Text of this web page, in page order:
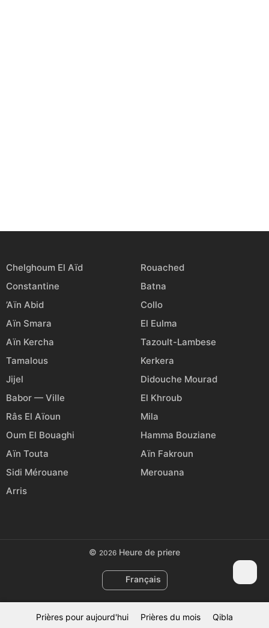
Prières pour aujourd'hui Prières du mois Qibla
Chelghoum El Aïd
Rouached
Constantine
Batna
’Aïn Abid
Collo
Aïn Smara
El Eulma
Aïn Kercha
Tazoult-Lambese
Tamalous
Kerkera
Jijel
Didouche Mourad
Babor — Ville
El Khroub
Râs El Aïoun
Mila
Oum El Bouaghi
Hamma Bouziane
Aïn Touta
Aïn Fakroun
Sidi Mérouane
Merouana
Arris
© 2026 Heure de priere
Français